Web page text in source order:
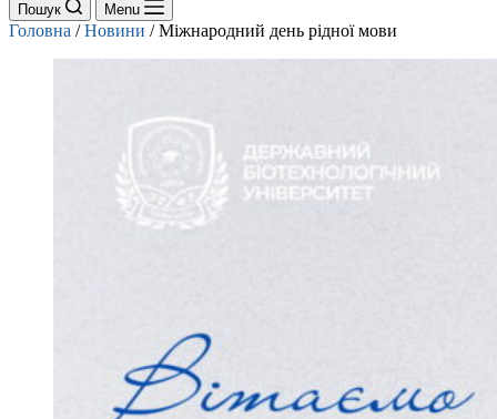
Пошук Menu
Головна /Новини /Міжнародний день рідної мови